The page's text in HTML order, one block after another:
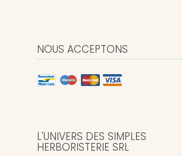
NOUS ACCEPTONS
L'UNIVERS DES SIMPLES
HERBORISTERIE SRL